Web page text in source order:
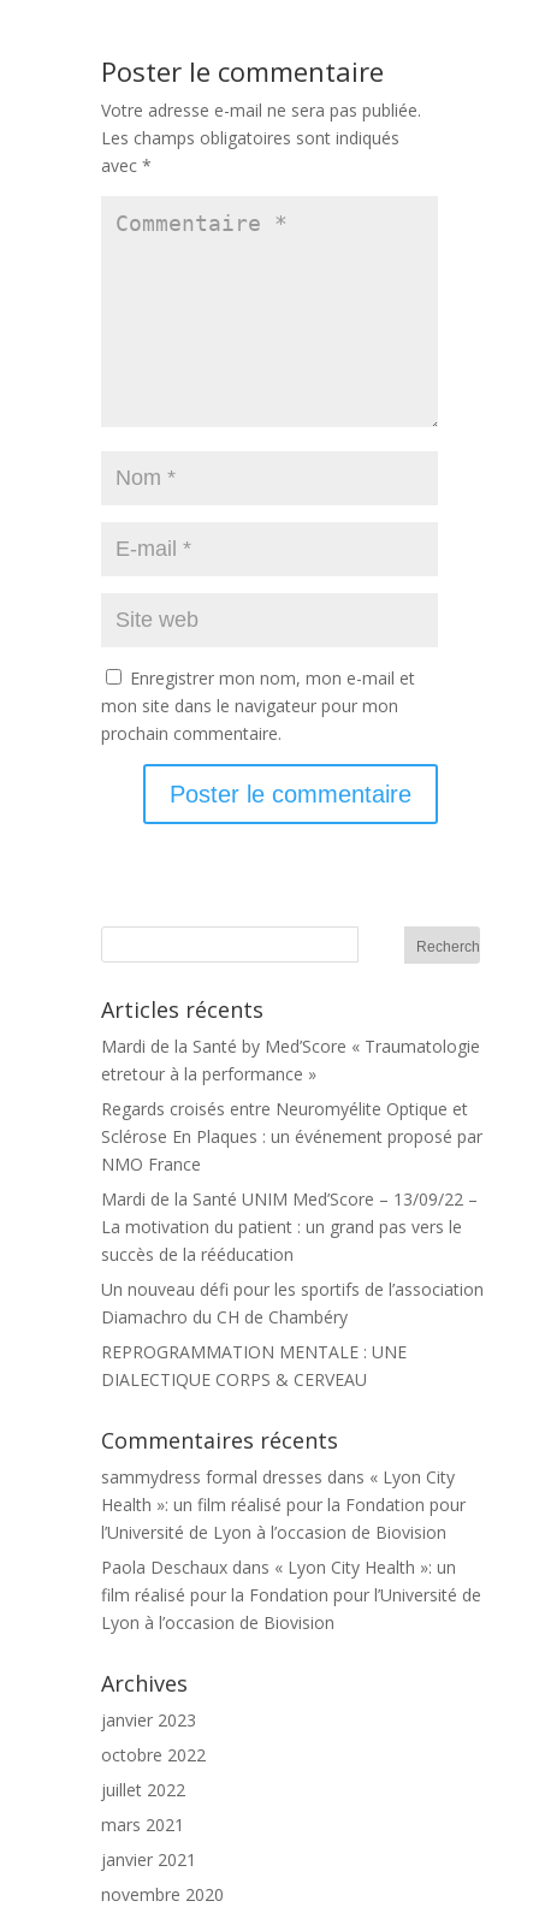
Poster le commentaire
Votre adresse e-mail ne sera pas publiée.
Les champs obligatoires sont indiqués
avec *
Enregistrer mon nom, mon e-mail et
mon site dans le navigateur pour mon
prochain commentaire.
Articles récents
Mardi de la Santé by Med’Score « Traumatologie
etretour à la performance »
Regards croisés entre Neuromyélite Optique et
Sclérose En Plaques : un événement proposé par
NMO France
Mardi de la Santé UNIM Med’Score – 13/09/22 –
La motivation du patient : un grand pas vers le
succès de la rééducation
Un nouveau défi pour les sportifs de l’association
Diamachro du CH de Chambéry
REPROGRAMMATION MENTALE : UNE
DIALECTIQUE CORPS & CERVEAU
Commentaires récents
sammydress formal dresses dans « Lyon City
Health »: un film réalisé pour la Fondation pour
l’Université de Lyon à l’occasion de Biovision
Paola Deschaux dans « Lyon City Health »: un
film réalisé pour la Fondation pour l’Université de
Lyon à l’occasion de Biovision
Archives
janvier 2023
octobre 2022
juillet 2022
mars 2021
janvier 2021
novembre 2020